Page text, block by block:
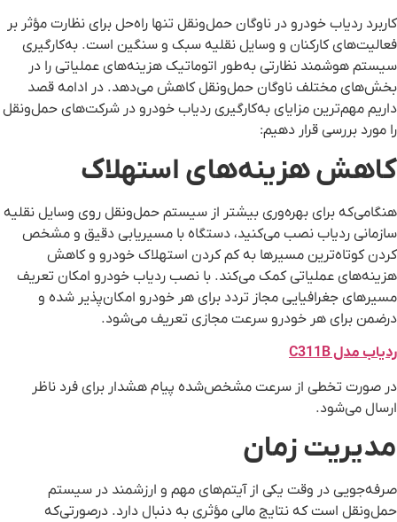
کاربرد ردیاب خودرو در ناوگان حمل‌ونقل تنها راه‌حل برای نظارت مؤثر بر
فعالیت‌های کارکنان و وسایل نقلیه سبک و سنگین است. به‌کارگیری
سیستم هوشمند نظارتی به‌طور اتوماتیک هزینه‌های عملیاتی را در
بخش‌های مختلف ناوگان حمل‌ونقل کاهش می‌دهد. در ادامه قصد
داریم مهم‌ترین مزایای به‌کارگیری ردیاب خودرو در شرکت‌های حمل‌ونقل
را مورد بررسی قرار دهیم:
کاهش هزینه‌های استهلاک
هنگامی‌که برای بهره‌وری بیشتر از سیستم حمل‌ونقل روی وسایل نقلیه
سازمانی ردیاب نصب می‌کنید، دستگاه با مسیریابی دقیق و مشخص
کردن کوتاه‌ترین مسیرها به کم کردن استهلاک خودرو و کاهش
هزینه‌های عملیاتی کمک می‌کند. با نصب ردیاب خودرو امکان تعریف
مسیرهای جغرافیایی مجاز تردد برای هر خودرو امکان‌پذیر شده و
درضمن برای هر خودرو سرعت مجازی تعریف می‌شود.
ردیاب مدل C311B
در صورت تخطی از سرعت مشخص‌شده پیام هشدار برای فرد ناظر
ارسال می‌شود.
مدیریت زمان
صرفه‌جویی در وقت یکی از آیتم‌های مهم و ارزشمند در سیستم
حمل‌ونقل است که نتایج مالی مؤثری به دنبال دارد. درصورتی‌که